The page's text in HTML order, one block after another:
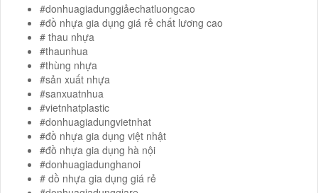
#donhuagiadunggiảechatluongcao
#đồ nhựa gia dụng giá rẻ chất lương cao
# thau nhựa
#thaunhua
#thùng nhựa
#sản xuất nhựa
#sanxuatnhua
#vietnhatplastic
#donhuagiadungvietnhat
#đồ nhựa gia dụng việt nhật
#đồ nhựa gia dụng hà nội
#donhuagiadunghanoi
# dồ nhựa gia dụng giá rẻ